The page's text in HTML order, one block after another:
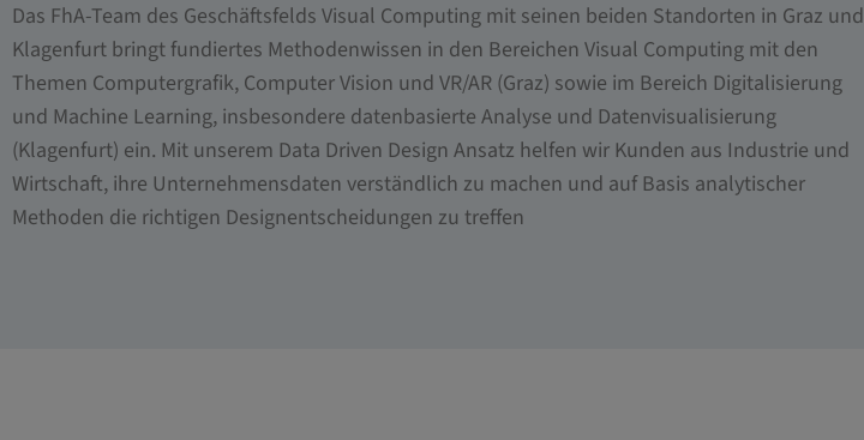
Das FhA-Team des Geschäftsfelds Visual Computing mit seinen beiden Standorten in Graz und
Klagenfurt bringt fundiertes Methodenwissen in den Bereichen Visual Computing mit den
Themen Computergrafik, Computer Vision und VR/AR (Graz) sowie im Bereich Digitalisierung
und Machine Learning, insbesondere datenbasierte Analyse und Datenvisualisierung
(Klagenfurt) ein. Mit unserem Data Driven Design Ansatz helfen wir Kunden aus Industrie und
Wirtschaft, ihre Unternehmensdaten verständlich zu machen und auf Basis analytischer
Methoden die richtigen Designentscheidungen zu treffen